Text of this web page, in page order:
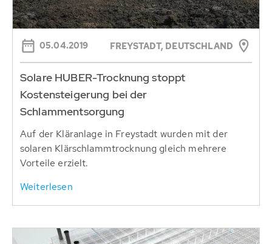
05.04.2019 FREYSTADT, DEUTSCHLAND
Solare HUBER-Trocknung stoppt
Kostensteigerung bei der
Schlammentsorgung
Auf der Kläranlage in Freystadt wurden mit der
solaren Klärschlammtrocknung gleich mehrere
Vorteile erzielt.
Weiterlesen